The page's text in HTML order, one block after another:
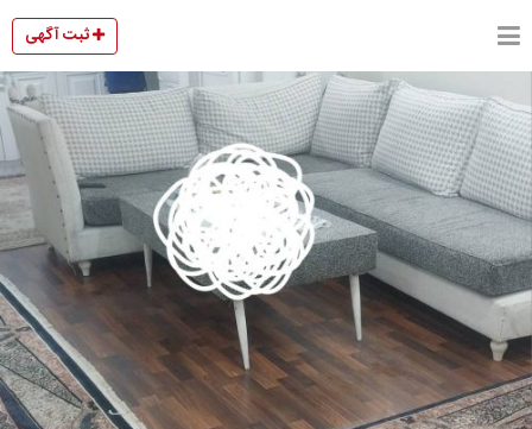
ثبت آگهی